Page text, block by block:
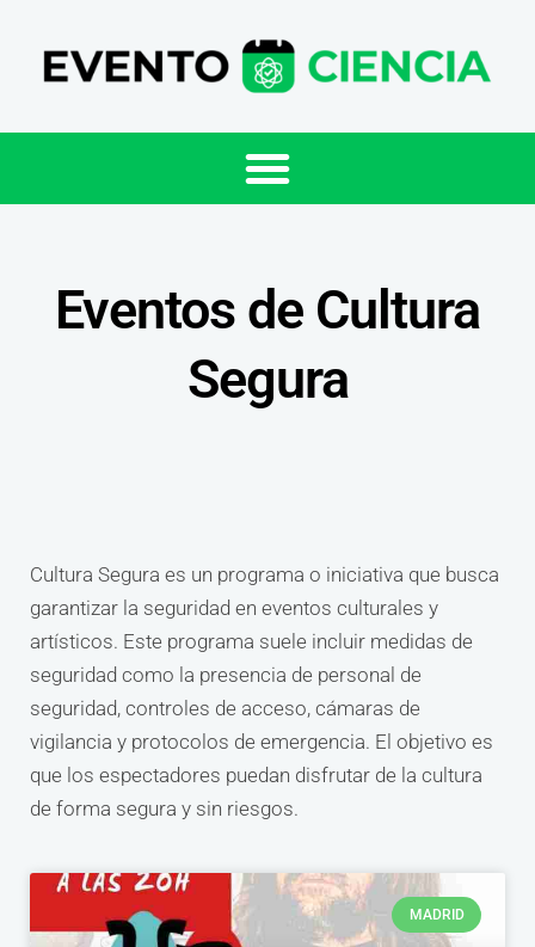
Eventos de Cultura
Segura
Cultura Segura es un programa o iniciativa que busca
garantizar la seguridad en eventos culturales y
artísticos. Este programa suele incluir medidas de
seguridad como la presencia de personal de
seguridad, controles de acceso, cámaras de
vigilancia y protocolos de emergencia. El objetivo es
que los espectadores puedan disfrutar de la cultura
de forma segura y sin riesgos.
MADRID